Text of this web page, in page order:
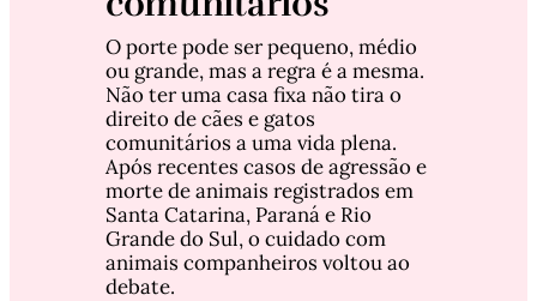
O porte pode ser pequeno, médio
ou grande, mas a regra é a mesma.
Não ter uma casa fixa não tira o
direito de cães e gatos
comunitários a uma vida plena.
Após recentes casos de agressão e
morte de animais registrados em
Santa Catarina, Paraná e Rio
Grande do Sul, o cuidado com
animais companheiros voltou ao
debate.